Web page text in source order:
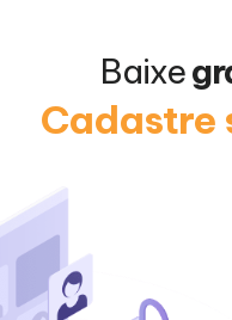
Baixe
Cadastre